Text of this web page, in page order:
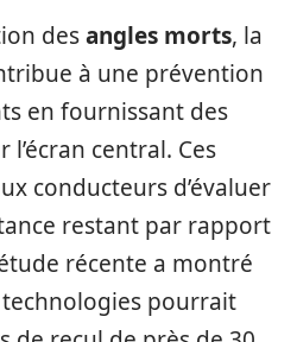
desangles morts, la
à une prévention
en fournissant des
central. Ces
conducteurs d’évaluer
restant par rapport
récente a montré
technologies pourrait